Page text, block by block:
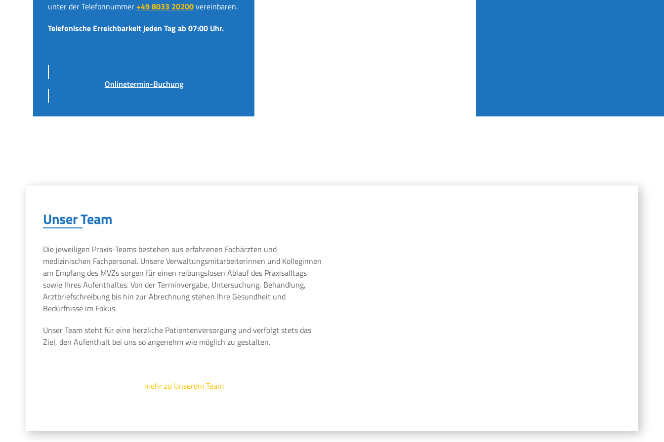
unter der Telefonnummer+49 8033 20200vereinbaren.
Telefonische Erreichbarkeit jeden Tag ab 07:00 Uhr.
Onlinetermin-Buchung
Unser Team
Die jeweiligen Praxis-Teams bestehen aus erfahrenen Fachärzten und
medizinischen Fachpersonal. Unsere Verwaltungsmitarbeiterinnen und Kolleginnen
am Empfang des MVZs sorgen für einen reibungslosen Ablauf des Praxisalltags
sowie Ihres Aufenthaltes. Von der Terminvergabe, Untersuchung, Behandlung,
Arztbriefschreibung bis hin zur Abrechnung stehen Ihre Gesundheit und
Bedürfnisse im Fokus.
Unser Team steht für eine herzliche Patientenversorgung und verfolgt stets das
Ziel, den Aufenthalt bei uns so angenehm wie möglich zu gestalten.
mehr zu Unserem Team